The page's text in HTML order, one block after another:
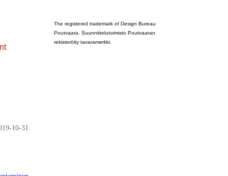
10-31
The registered trademark of Design Bureau
Poutvaara. Suunnittelutoimisto Poutvaaran
rekisteröity tavaramerkki.